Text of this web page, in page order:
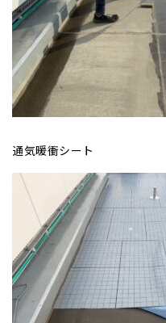
通気暖衝シート